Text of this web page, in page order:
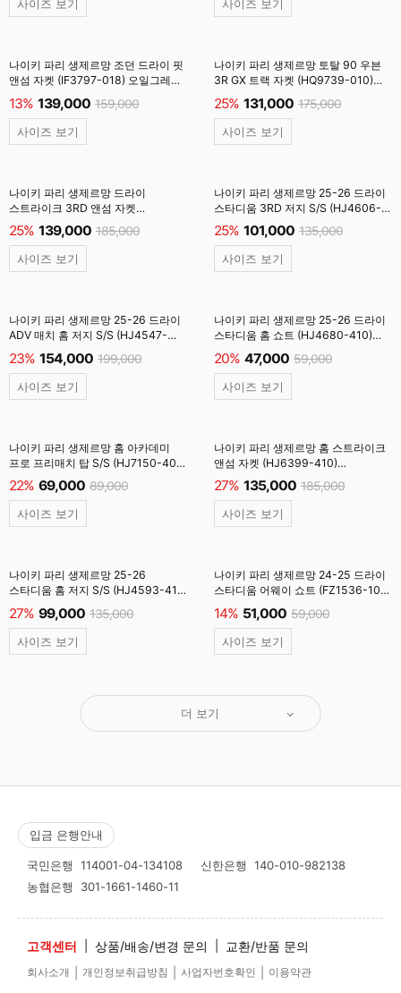
사이즈 보기 사이즈 보기
나이키 파리 생제르망 조던 드라이 핏
앤섬 자켓 (IF3797-018) 오일그레이
#
13% 139,000 159,000
사이즈 보기
나이키 파리 생제르망 토탈 90 우븐
3R GX 트랙 자켓 (HQ9739-010)
검정 #
25% 131,000 175,000
사이즈 보기
나이키 파리 생제르망 드라이
스트라이크 3RD 앤섬 자켓
(HQ3876-405) 하이퍼로얄 #
25% 139,000 185,000
사이즈 보기
나이키 파리 생제르망 25-26 드라이
스타디움 3RD 저지 S/S (HJ4606-
680) 글로벌레드
25% 101,000 135,000
사이즈 보기
나이키 파리 생제르망 25-26 드라이
ADV 매치 홈 저지 S/S (HJ4547-
411) 미드나잇네이비 #
23% 154,000 199,000
사이즈 보기
나이키 파리 생제르망 25-26 드라이
스타디움 홈 쇼트 (HJ4680-410)
미드나잇네이비 #
20% 47,000 59,000
사이즈 보기
나이키 파리 생제르망 홈 아카데미
프로 프리매치 탑 S/S (HJ7150-406)
미드나잇네이비 #
22% 69,000 89,000
사이즈 보기
나이키 파리 생제르망 홈 스트라이크
앤섬 자켓 (HJ6399-410)
미드나잇네이비 #
27% 135,000 185,000
사이즈 보기
나이키 파리 생제르망 25-26
스타디움 홈 저지 S/S (HJ4593-411)
미드나잇네이비 #
27% 99,000 135,000
사이즈 보기
나이키 파리 생제르망 24-25 드라이
스타디움 어웨이 쇼트 (FZ1536-100)
백색 #
14% 51,000 59,000
사이즈 보기
더 보기
입금 은행안내
국민은행 114001-04-134108 신한은행 140-010-982138
농협은행 301-1661-1460-11
고객센터 상품/배송/변경 문의 교환/반품 문의
회사소개 개인정보취급방침 사업자번호확인 이용약관